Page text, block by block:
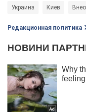
Украина Киев
Редакционная политика